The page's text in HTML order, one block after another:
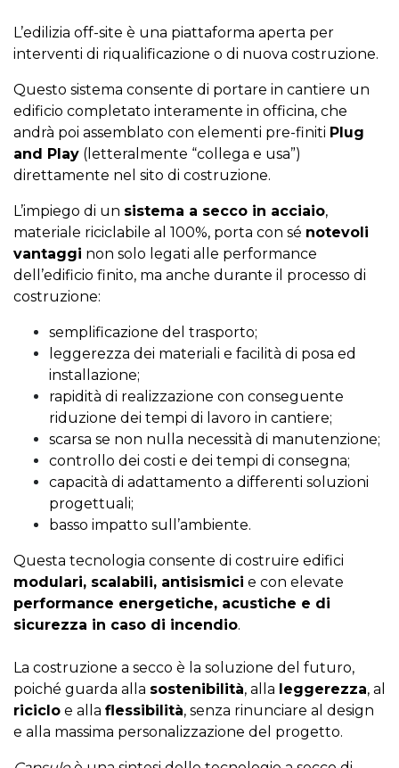
L’edilizia off-site è una piattaforma aperta per
interventi di riqualificazione o di nuova costruzione.
Questo sistema consente di portare in cantiere un
edificio completato interamente in officina, che
andrà poi assemblato con elementi pre-finiti Plug
and Play (letteralmente “collega e usa”)
direttamente nel sito di costruzione.
L’impiego di un sistema a secco in acciaio,
materiale riciclabile al 100%, porta con sé notevoli
vantaggi non solo legati alle performance
dell’edificio finito, ma anche durante il processo di
costruzione:
semplificazione del trasporto;
leggerezza dei materiali e facilità di posa ed
installazione;
rapidità di realizzazione con conseguente
riduzione dei tempi di lavoro in cantiere;
scarsa se non nulla necessità di manutenzione;
controllo dei costi e dei tempi di consegna;
capacità di adattamento a differenti soluzioni
progettuali;
basso impatto sull’ambiente.
Questa tecnologia consente di costruire edifici
modulari, scalabili, antisismici e con elevate
performance energetiche, acustiche e di
sicurezza in caso di incendio.
La costruzione a secco è la soluzione del futuro,
poiché guarda alla sostenibilità, alla leggerezza, al
riciclo e alla flessibilità, senza rinunciare al design
e alla massima personalizzazione del progetto.